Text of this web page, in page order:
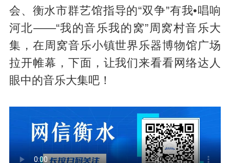
会、衡水市群艺馆指导的“双争”有我•唱响
河北——“我的音乐我的窝”周窝村音乐大
集，在周窝音乐小镇世界乐器博物馆广场
拉开帷幕，下面，让我们来看看网络达人
眼中的音乐大集吧！